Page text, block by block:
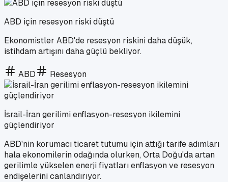
ABD için resesyon riski düştü
Ekonomistler ABD'de resesyon riskini daha düşük,
istihdam artışını daha güçlü bekliyor.
ABD Resesyon
İsrail-İran gerilimi enflasyon-resesyon ikilemini
güçlendiriyor
ABD'nin korumacı ticaret tutumu için attığı tarife adımları
hala ekonomilerin odağında olurken, Orta Doğu'da artan
gerilimle yükselen enerji fiyatları enflasyon ve resesyon
endişelerini canlandırıyor.